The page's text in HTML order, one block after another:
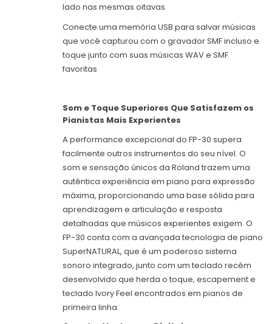
lado nas mesmas oitavas
Conecte uma memória USB para salvar músicas
que você capturou com o gravador SMF incluso e
toque junto com suas músicas WAV e SMF
favoritas
Som e Toque Superiores Que Satisfazem os
Pianistas Mais Experientes
A performance excepcional do FP-30 supera
facilmente outros instrumentos do seu nível. O
som e sensação únicos da Roland trazem uma
autêntica experiência em piano para expressão
máxima, proporcionando uma base sólida para
aprendizagem e articulação e resposta
detalhadas que músicos experientes exigem. O
FP-30 conta com a avançada tecnologia de piano
SuperNATURAL, que é um poderoso sistema
sonoro integrado, junto com um teclado recém
desenvolvido que herda o toque, escapement e
teclado Ivory Feel encontrados em pianos de
primeira linha.